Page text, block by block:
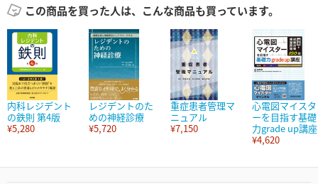
この商品を買った人は、こんな商品も買っています。
内科レジデント
の鉄則 第4版
¥5,280
レジデントのた
めの神経診療
¥5,720
重症患者管理マ
ニュアル
¥7,150
心電図マイスタ
ーを目指す基礎
力grade up講座
¥4,620